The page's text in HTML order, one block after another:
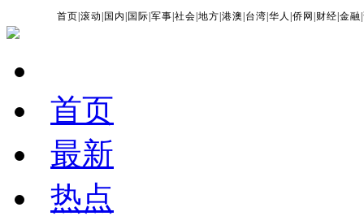
首页 |滚动 国内 国际 |军事 |社会 |地方 |港澳 台湾 |华人 |侨网 财经 |金融 |
首页
最新
热点